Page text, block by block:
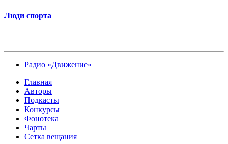
Люди спорта
Радио «Движение»
Главная
Авторы
Подкасты
Конкурсы
Фонотека
Чарты
Сетка вещания